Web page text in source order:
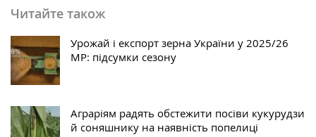
Читайте також
Урожай і експорт зерна України у 2025/26
МР: підсумки сезону
Аграріям радять обстежити посіви кукурудзи
й соняшнику на наявність попелиці